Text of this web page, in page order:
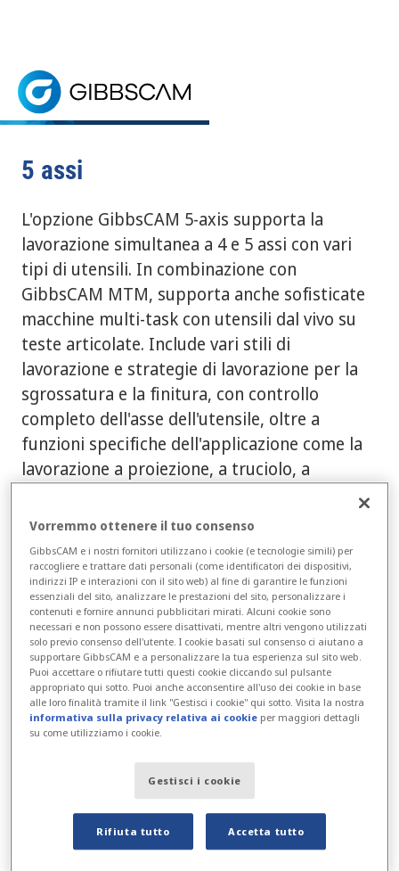
Home> 5 assi
L'opzione GibbsCAM 5-assi supporta la
5 assi
RICHIEDI UNA PROVA GRATUITA
5 assi
L'opzione GibbsCAM 5-axis supporta la
lavorazione simultanea a 4 e 5 assi con vari
tipi di utensili. In combinazione con
GibbsCAM MTM, supporta anche sofisticate
macchine multi-task con utensili dal vivo su
teste articolate. Include vari stili di
lavorazione e strategie di lavorazione per la
sgrossatura e la finitura, con controllo
completo dell'asse dell'utensile, oltre a
funzioni specifiche dell'applicazione come la
lavorazione a proiezione, a truciolo, a
cilindro.
Per una maggiore precisione, l'opzione a 5
assi fornisce il rilevamento delle collisioni e il
controllo delle scanalature per varie forme di
utensili, con opzioni appropriate per evitarle.
Il percorso dell'utensile è verificato al volo
con il GibbsCAM Cut Part Rendering
integrato, mentre GibbsCAM Machine
Simulation fornisce un'ulteriore verifica con
una visualizzazione dinamica del pezzo, degli
utensili da taglio e di tutti i componenti
macchina-utensile in movimento.
Vorremmo ottenere il tuo consenso
GibbsCAM e i nostri fornitori utilizzano i cookie (e tecnologie simili) per
raccogliere e trattare dati personali (come identificatori dei dispositivi,
indirizzi IP e interazioni con il sito web) al fine di garantire le funzioni
essenziali del sito, analizzare le prestazioni del sito, personalizzare i
contenuti e fornire annunci pubblicitari mirati. Alcuni cookie sono
necessari e non possono essere disattivati, mentre altri vengono utilizzati
solo previo consenso dell'utente. I cookie basati sul consenso ci aiutano a
supportare GibbsCAM e a personalizzare la tua esperienza sul sito web.
Puoi accettare o rifiutare tutti questi cookie cliccando sul pulsante
appropriato qui sotto. Puoi anche acconsentire all'uso dei cookie in base
alle loro finalità tramite il link "Gestisci i cookie" qui sotto. Visita la nostra
informativa sulla privacy relativa ai cookie per maggiori dettagli
su come utilizziamo i cookie.
Gestisci i cookie
Rifiuta tutto Accetta tutto